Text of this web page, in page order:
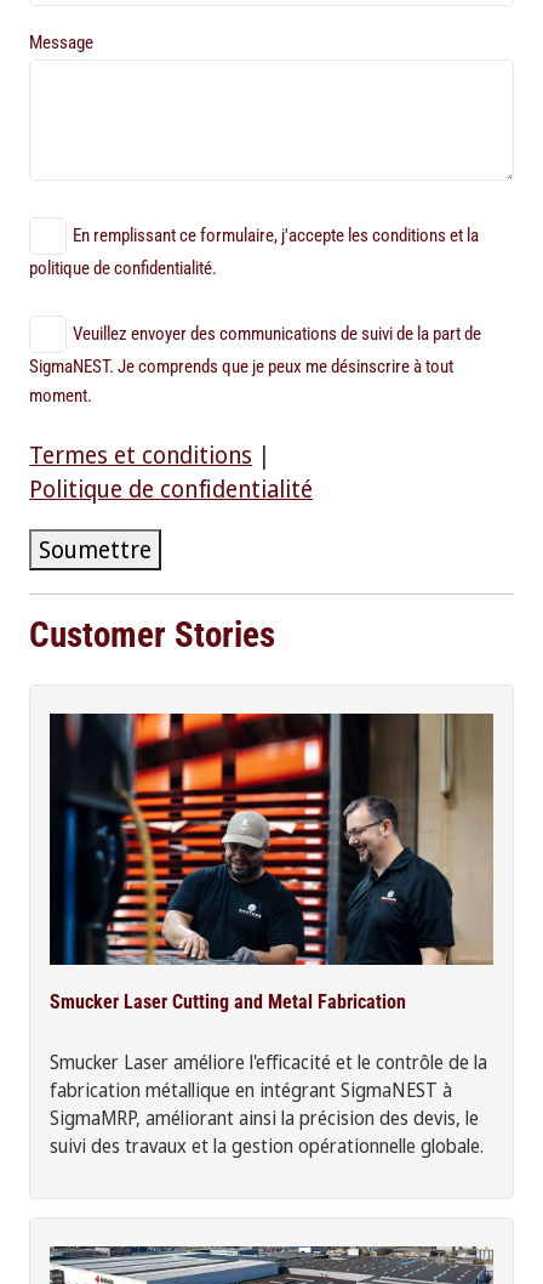
Message
En remplissant ce formulaire, j'accepte les conditions et la
politique de confidentialité.
Veuillez envoyer des communications de suivi de la part de
SigmaNEST. Je comprends que je peux me désinscrire à tout
moment.
Termes et conditions |
Politique de confidentialité
Soumettre
Customer Stories
Smucker Laser Cutting and Metal Fabrication
Smucker Laser améliore l'efficacité et le contrôle de la
fabrication métallique en intégrant SigmaNEST à
SigmaMRP, améliorant ainsi la précision des devis, le
suivi des travaux et la gestion opérationnelle globale.